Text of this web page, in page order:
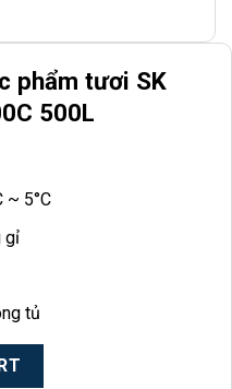
phẩm tươi SK
500L
~ 5°C
gỉ
tủ
SK Sumikura SKSLZ-2000C